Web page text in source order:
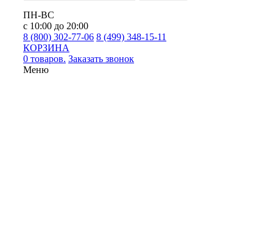
ПН-ВС
с 10:00 до 20:00
8 (800) 302-77-06 8 (499) 348-15-11
КОРЗИНА
0 товаров. Заказать звонок
Меню